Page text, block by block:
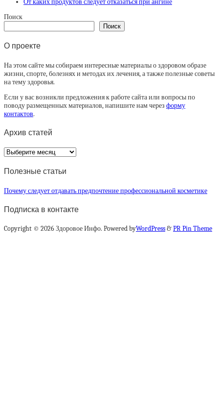
От каких продуктов следует отказаться при ангине
Поиск
Поиск
О проекте
На этом сайте мы собираем интересные материалы о здоровом образе
жизни, спорте, болезнях и методах их лечения, а также полезные советы
на тему здоровья.
Если у вас возникли предложения к работе сайта или вопросы по
поводу размещенных материалов, напишите нам через форму
контактов.
Архив статей
Архив
статей
Полезные статьи
Почему следует отдавать предпочтение профессиональной косметике
Подписка в контакте
Copyright © 2026 Здоровое Инфо. Powered byWordPress&PR Pin Theme